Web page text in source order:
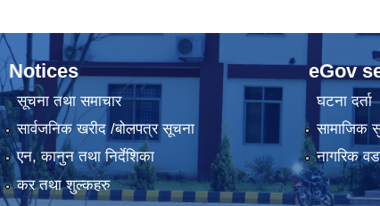
Notices
सूचना तथा समाचार
सार्वजनिक खरीद /बोलपत्र सूचना
एन, कानुन तथा निर्देशिका
कर तथा शुल्कहरु
eGov
घटना दर्ता
सामाजिक
नागरिक